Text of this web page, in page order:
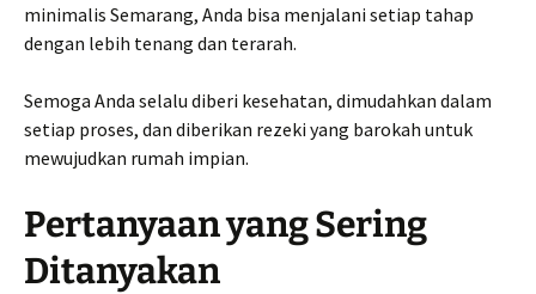
minimalis Semarang, Anda bisa menjalani setiap tahap
dengan lebih tenang dan terarah.
Semoga Anda selalu diberi kesehatan, dimudahkan dalam
setiap proses, dan diberikan rezeki yang barokah untuk
mewujudkan rumah impian.
Pertanyaan yang Sering
Ditanyakan